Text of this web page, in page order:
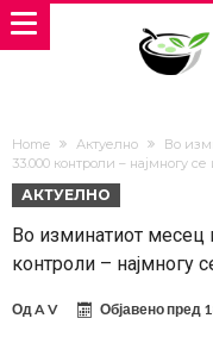
Home Актуелно
Во
33.000 контроли – најмногу
АКТУЕЛНО
Во изминатиот
контроли – најмногу
ОдA V Објавено пред